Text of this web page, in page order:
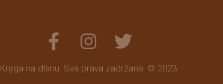
Knjiga na dlanu. Sva prava zadržana. © 2023